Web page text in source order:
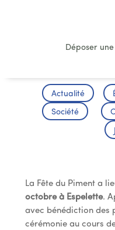
Déposer
Actualité
Société
La Fête du Piment a
octobre à Espelette.
avec bénédiction des
cérémonie au cours